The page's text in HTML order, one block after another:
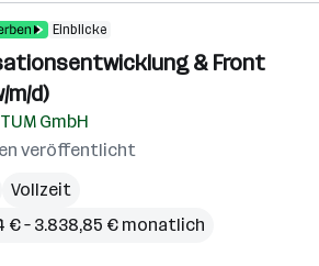
Einblicke
& Front
m/d)
GmbH
veröffentlicht
Vollzeit
€ – 3.838,85 € monatlich